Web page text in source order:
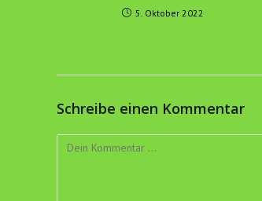
5. Oktober 2022
Schreibe einen Kommentar
Kommentar